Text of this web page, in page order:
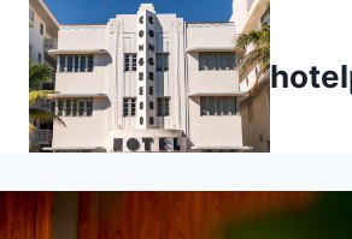
Przejdź
treści